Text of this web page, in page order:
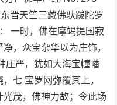
晋天竺三藏佛驮跋陀罗
一时，佛在摩竭提国寂
，众宝杂华以为庄饰，
庄严，犹如大海宝幢幡
七 宝罗网弥覆其上，
茂，佛神力故；令此场